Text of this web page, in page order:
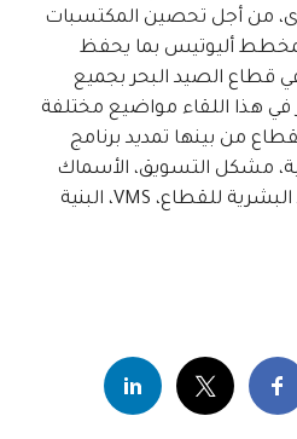
من أجل تحصين المكتسبات
أليوتيس بما يحفظ
قطاع الصيد البحر بجميع
في هذا اللقاء مواضيع مختلفة
من بينها تمديد برنامج
مشكل التسويق، الأسماك
السطحية، الوقود، الموارد البشرية للقطاع، VMS، البنية